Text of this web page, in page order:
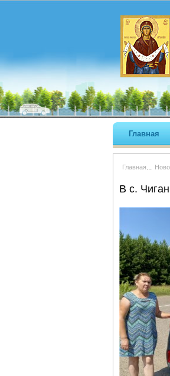
Главная
Главная...
В с.